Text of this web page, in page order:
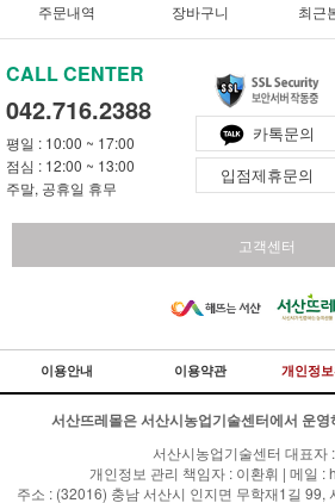
주문내역 장바구니 최근
CALL CENTER
042.716.2388
평일 : 10:00 ~ 17:00
점심 : 12:00 ~ 13:00
주말, 공휴일 휴무
카톡문의
입점제휴문의
고객센터
이용안내 이용약관 개인정
서산뜨레몰은 서산시농업기술센터에서 운
서산시농업기술센터 대표자
개인정보 관리 책임자 : 이환휘 | 메일 :
주소 : (32016) 충남 서산시 인지면 무학재1길 99,